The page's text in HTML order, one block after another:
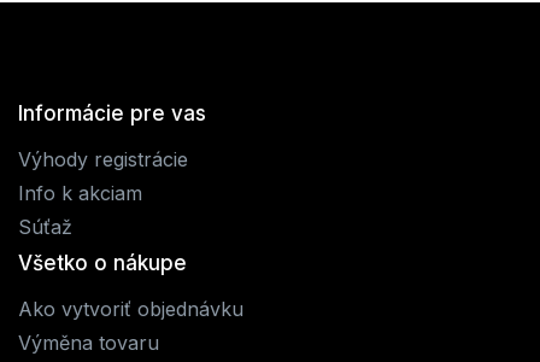
Informácie pre vas
Výhody registrácie
Info k akciam
Súťaž
Všetko o nákupe
Ako vytvoriť objednávku
Výměna tovaru